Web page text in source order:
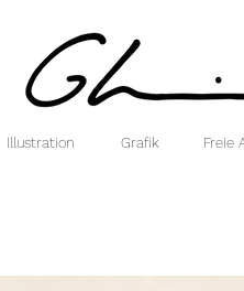
Illustration Grafik Freie